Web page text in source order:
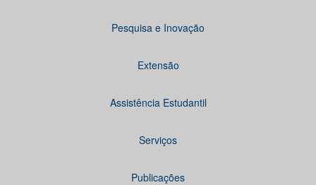
Pesquisa e Inovação
Extensão
Assistência Estudantil
Serviços
Publicações